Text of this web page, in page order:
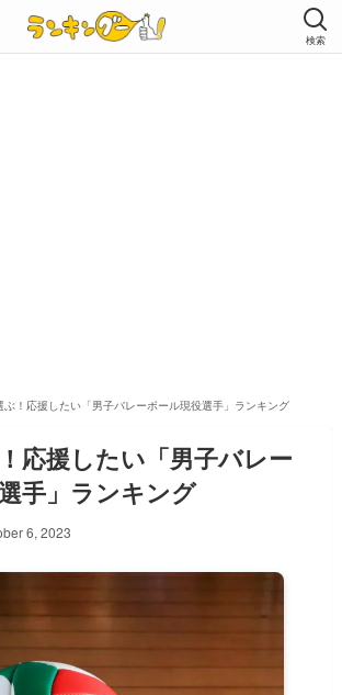
検索
ぶ！応援したい「男子バレーボール現役選手」ランキング
応援したい「男子バレー
手」ランキング
6, 2023